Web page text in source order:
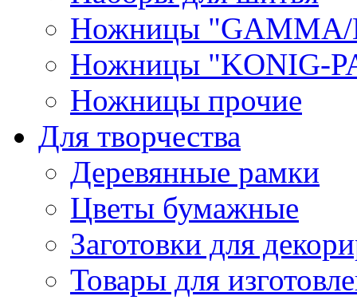
Ножницы "GAMMA/
Ножницы "KONIG-
Ножницы прочие
Для творчества
Деревянные рамки
Цветы бумажные
Заготовки для
Товары для